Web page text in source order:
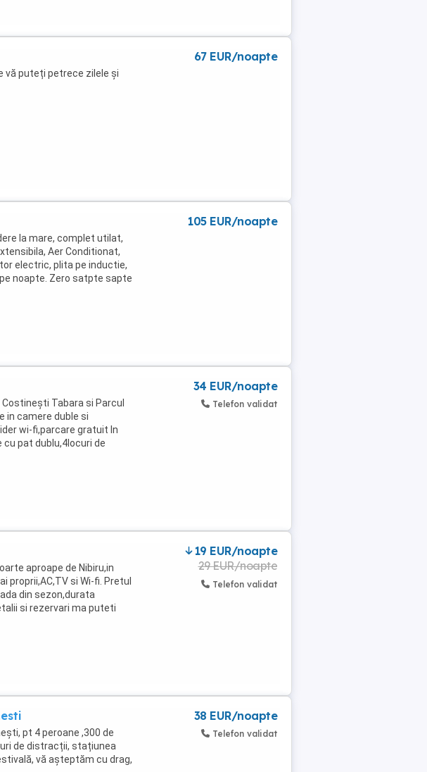
vă puteți petrece zilele și
67 EUR/noapte
la mare, complet utilat,
Aer Conditionat,
electric, plita pe inductie,
pe noapte. Zero satpte sapte
105 EUR/noapte
Tabara si Parcul
in camere duble si
wi-fi,parcare gratuit In
pat dublu,4locuri de
34 EUR/noapte
Telefon validat
aproape de Nibiru,in
si Wi-fi. Pretul
din sezon,durata
si rezervari ma puteti
19 EUR/noapte
29 EUR/noapte
Telefon validat
pt 4 peroane ,300 de
de distracții, stațiunea
vă așteptăm cu drag,
38 EUR/noapte
Telefon validat